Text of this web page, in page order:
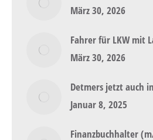
März 30, 2026
Fahrer für LKW mit
März 30, 2026
Detmers jetzt auch
Januar 8, 2025
Finanzbuchhalter